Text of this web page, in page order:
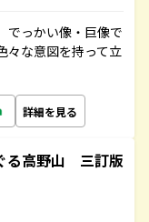
でっかい像・巨像で
々な意図を持って立
詳細を見る
る高野山 三訂版